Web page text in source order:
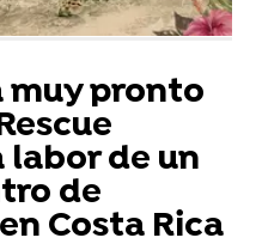
muy pronto
labor de un
de
Costa Rica